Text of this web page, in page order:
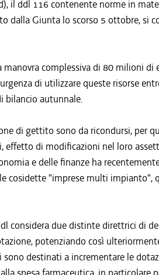
il ddl 116 contenente norme in
dalla Giunta lo scorso 5 ottobre, si
complessiva di 80 milioni
di utilizzare queste risorse
bilancio autunnale.
di gettito sono da ricondursi, per
effetto di modificazioni nel loro
e delle finanze ha
cosidette "imprese multi
considera due distinte direttrici di
potenziando così
destinati a incrementare le